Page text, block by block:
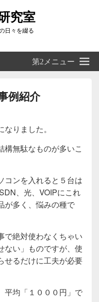
究室
日々を綴る
第2メニュー
例紹介
りました。
構無駄なものが多いこ
コンを入れると５台は
、光、VOIPにこれ
が多く、悩みの種で
で絶対使わなくちゃい
ない」ものですが、使
せるだけに工夫が必要
平均「１０００円」で